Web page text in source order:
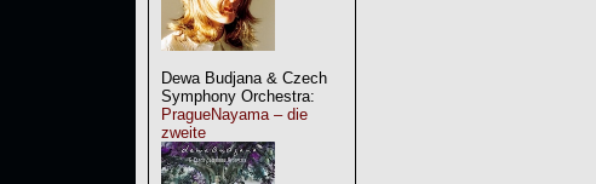
Dewa Budjana & Czech
Symphony Orchestra:
PragueNayama – die
zweite